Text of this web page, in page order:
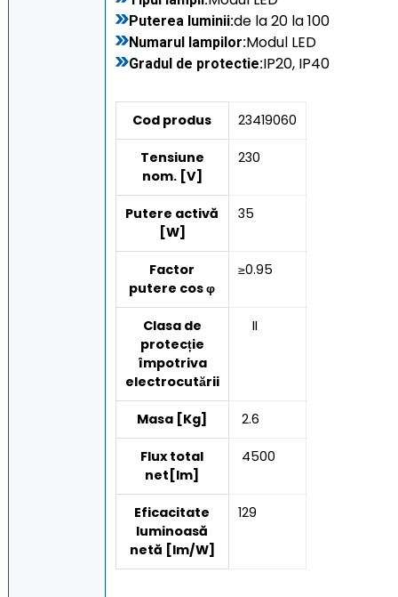
Puterea luminii:de la 20 la 100
Numarul lampilor:Modul LED
Gradul de protectie:IP20, IP40
Cod produs 23419060
Tensiune
nom. [V]
230
Putere activă
[W]
35
Factor
putere cos φ
≥0.95
Clasa de
protecție
împotriva
electrocutării
II
Masa [Kg] 2.6
Flux total
net[lm]
4500
Eficacitate
luminoasă
netă [lm/W]
129